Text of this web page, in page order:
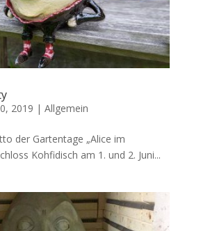
2019 | Allgemein
der Gartentage „Alice im
Kohfidisch am 1. und 2. Juni...